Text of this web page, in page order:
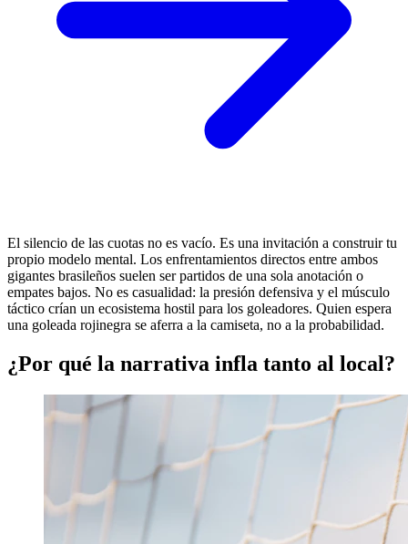
El silencio de las cuotas no es vacío. Es una invitación a construir tu
propio modelo mental. Los enfrentamientos directos entre ambos
gigantes brasileños suelen ser partidos de una sola anotación o
empates bajos. No es casualidad: la presión defensiva y el músculo
táctico crían un ecosistema hostil para los goleadores. Quien espera
una goleada rojinegra se aferra a la camiseta, no a la probabilidad.
¿Por qué la narrativa infla tanto al local?